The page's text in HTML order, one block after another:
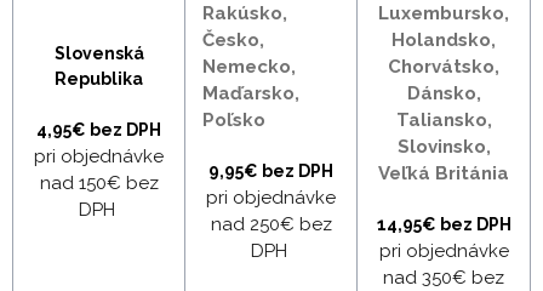
Slovenská
Republika
4,95€ bez DPH
pri objednávke
nad 150€ bez
DPH
Rakúsko,
Česko,
Nemecko,
Maďarsko,
Poľsko
9,95€ bez DPH
pri objednávke
nad 250€ bez
DPH
Luxembursko,
Holandsko,
Chorvátsko,
Dánsko,
Taliansko,
Slovinsko,
Veľká Británia
14,95€ bez DPH
pri objednávke
nad 350€ bez